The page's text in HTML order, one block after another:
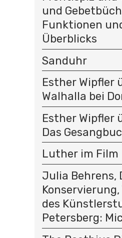
und
Funktionen
Überblicks
Sanduhr
Esther Wipfler
Walhalla bei
Esther Wipfler
Das
Luther im Film
Julia Behrens,
des
Petersberg: